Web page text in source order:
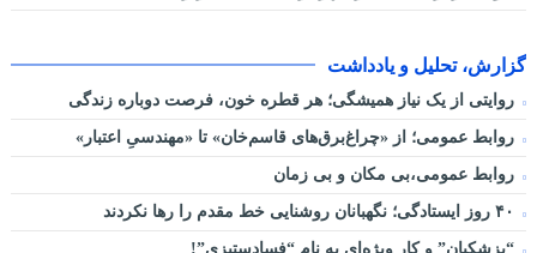
گزارش، تحلیل و یادداشت
روایتی از یک نیاز همیشگی؛ هر قطره خون، فرصت دوباره زندگی
روابط عمومی؛ از «چراغ‌برق‌های قاسم‌خان» تا «مهندسیِ اعتبار»
روابط عمومی،بی مکان و بی زمان
“پزشکیان” و کار ویژه‌ای به نام “فسادستیزی”!